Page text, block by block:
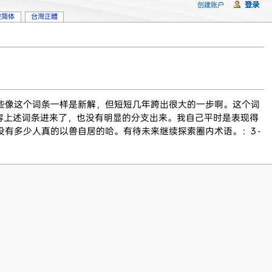
这个词条一样是新解，但短短几年跨出很大的一步啊。这个词
述词条进来了，也没有明显的分支出来。我自己平时是表现得
多少人真的以兽自居的哈。有待未来继续探索圈内术语。：3 -
体 台灣正體
创建账户 登录